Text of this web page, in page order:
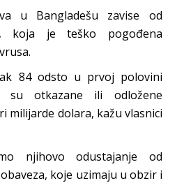
u Bangladešu zavise od
koja je teško pogođena
84 odsto u prvoj polovini
su otkazane ili odložene
milijarde dolara, kažu vlasnici
njihovo odustajanje od
koje uzimaju u obzir i